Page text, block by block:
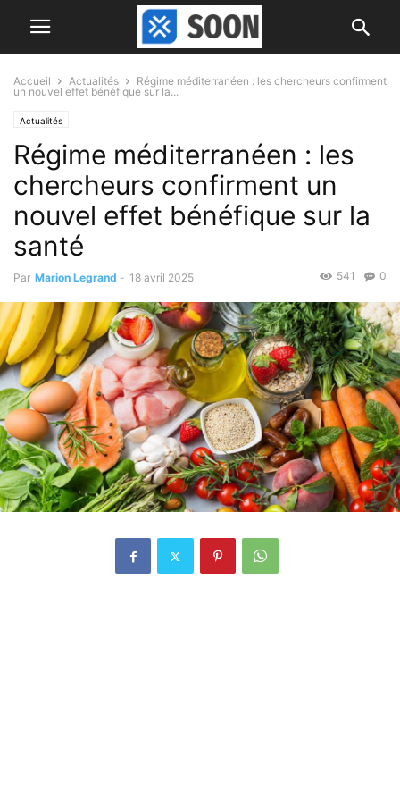
Accueil Actualités
Régime méditerranéen : les chercheurs confirment
un nouvel effet bénéfique sur la...
Actualités
Régime méditerranéen : les
chercheurs confirment un
nouvel effet bénéfique sur la
santé
Par Marion Legrand - 18 avril 2025 0
541